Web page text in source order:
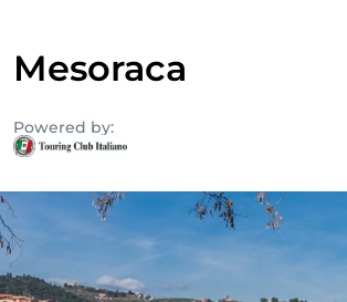
Mesoraca
Powered by: